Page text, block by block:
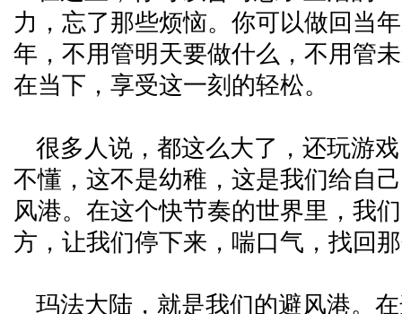
力，忘了那些烦恼。你可以做回当
年，不用管明天要做什么，不用管
在当下，享受这一刻的轻松。
很多人说，都这么大了，还玩游
不懂，这不是幼稚，这是我们给自
风港。在这个快节奏的世界里，我
方，让我们停下来，喘口气，找回
玛法大陆，就是我们的避风港。